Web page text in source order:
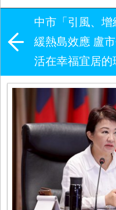
中市「引風、
緩熱島效應 盧
活在幸福宜居的